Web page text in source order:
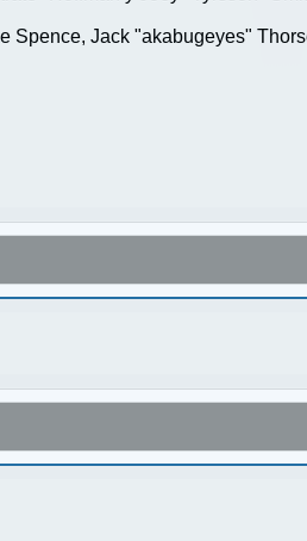
Jack "akabugeyes"